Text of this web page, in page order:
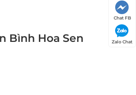
Bình Hoa Sen
Chat FB
Zalo Chat